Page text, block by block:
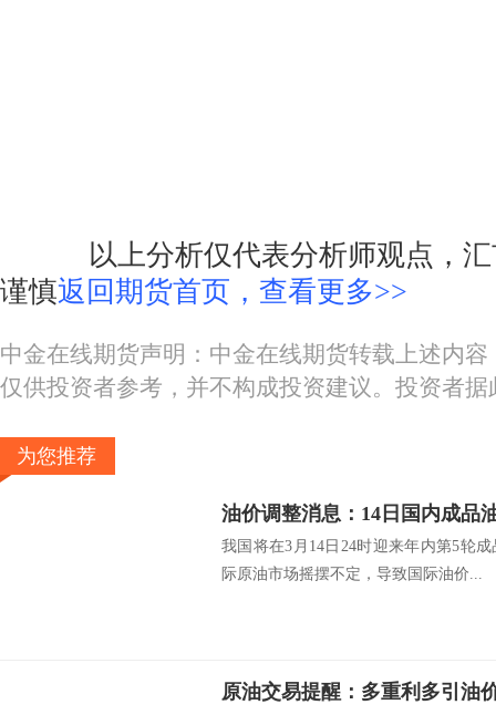
以上分析仅代表分析师观点，汇
谨慎返回期货首页，查看更多>>
中金在线期货声明：中金在线期货转载上述内
仅供投资者参考，并不构成投资建议。投资者
为您推荐
油价调整消息：14日国内成品
我国将在3月14日24时迎来年内第5轮
际原油市场摇摆不定，导致国际油价...